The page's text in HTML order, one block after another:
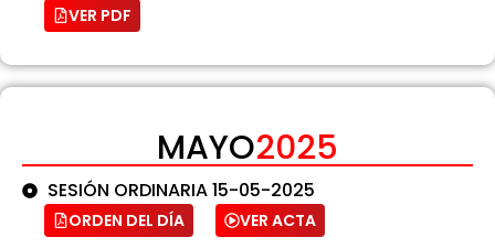
VER PDF
MAYO2025
SESIÓN ORDINARIA 15-05-2025
ORDEN DEL DÍA VER ACTA